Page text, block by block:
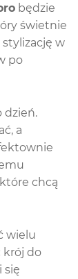
będzie
świetnie
w
po
dzień.
a
chcą
wielu
krój do
się